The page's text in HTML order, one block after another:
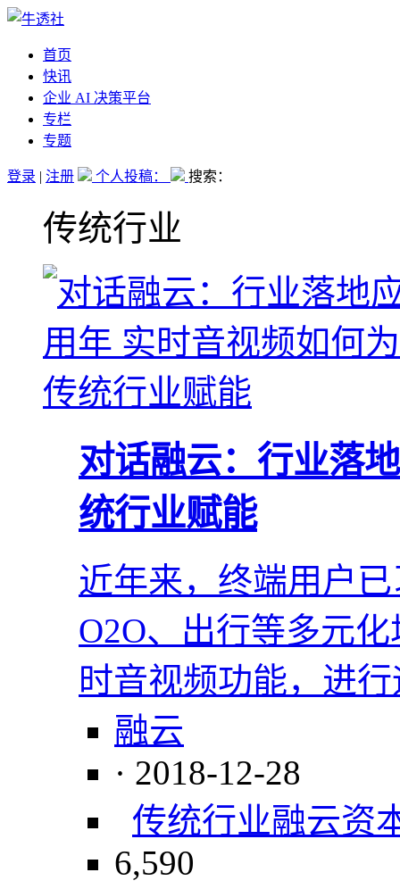
首页
快讯
企业 AI 决策平台
专栏
专题
登录 | 注册 个人投稿： 搜索：
传统行业
对话融云：行业落
统行业赋能
近年来，终端用户
O2O、出行等多元
时音视频功能，进
融云
· 2018-12-28
传统行业融云资
6,590